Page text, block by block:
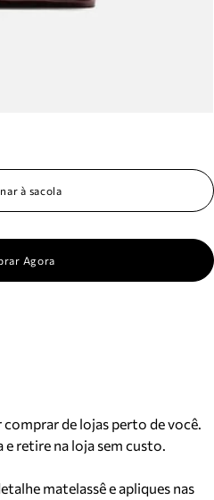
à sacola
Agora
de lojas perto de você.
e retire na loja sem custo.
matelassê e apliques nas